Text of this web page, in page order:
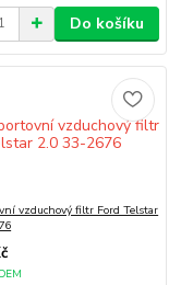
Do košíku
vzduchový filtr Ford Telstar